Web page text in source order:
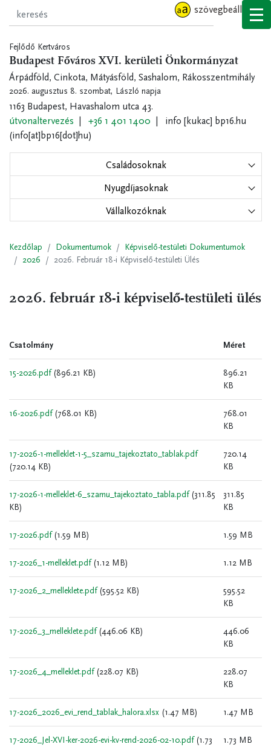
szövegbeállítások
Fejlődő Kertváros
Budapest Főváros XVI. kerületi Önkormányzat
Árpádföld, Cinkota, Mátyásföld, Sashalom, Rákosszentmihály
2026. augusztus 8. szombat, László napja
1163 Budapest, Havashalom utca 43.
útvonaltervezés
+36 1 401 1400 info [kukac] bp16.hu
(info[at]bp16[dot]hu)
Családosoknak
Nyugdíjasoknak
Vállalkozóknak
Kezdőlap Dokumentumok
Képviselő-testületi Dokumentumok
2026
2026. Február 18-i Képviselő-testületi Ülés
2026. február 18-i képviselő-testületi ülés
Csatolmány Méret
15-2026.pdf (896.21 KB)
896.21
KB
16-2026.pdf (768.01 KB)
768.01
KB
17-2026-1-melleklet-1-5_szamu_tajekoztato_tablak.pdf
(720.14 KB)
720.14
KB
17-2026-1-melleklet-6_szamu_tajekoztato_tabla.pdf (311.85
KB)
311.85
KB
17-2026.pdf (1.59 MB) 1.59 MB
17-2026_1-melleklet.pdf (1.12 MB) 1.12 MB
17-2026_2_melleklete.pdf (595.52 KB)
595.52
KB
17-2026_3_melleklete.pdf (446.06 KB)
446.06
KB
17-2026_4_melleklet.pdf (228.07 KB)
228.07
KB
17-2026_2026_evi_rend_tablak_halora.xlsx (1.47 MB) 1.47 MB
17-2026_Jel-XVI-ker-2026-evi-kv-rend-2026-02-10.pdf (1.73
1.73 MB